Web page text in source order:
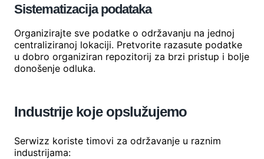
Sistematizacija podataka
Organizirajte sve podatke o održavanju na jednoj
centraliziranoj lokaciji. Pretvorite razasute podatke
u dobro organiziran repozitorij za brzi pristup i bolje
donošenje odluka.
Industrije koje opslužujemo
Serwizz koriste timovi za održavanje u raznim
industrijama: